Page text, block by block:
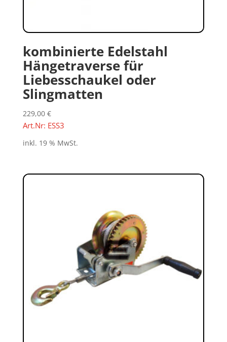
kombinierte Edelstahl
Hängetraverse für
Liebesschaukel oder
Slingmatten
229,00 €
Art.Nr: ESS3
inkl. 19 % MwSt.